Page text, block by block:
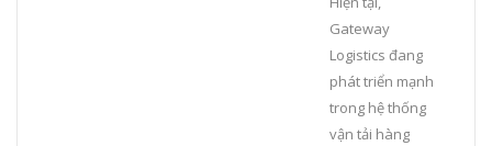
Gateway
Logistics đang
phát triển mạnh
trong hệ thống
vận tải hàng